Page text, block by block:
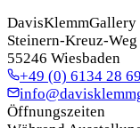
DavisKlemmGallery
Steinern-Kreuz-Weg
55246 Wiesbaden
+49 (0) 6134 28
Öffnungszeiten